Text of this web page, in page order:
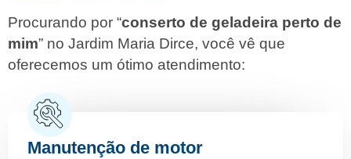
Procurando por “conserto de geladeira perto de
mim” no Jardim Maria Dirce, você vê que
oferecemos um ótimo atendimento:
Manutenção de motor